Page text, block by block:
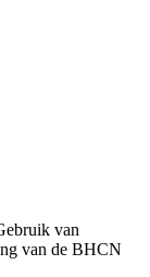
van
van de BHCN